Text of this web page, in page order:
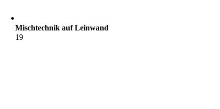
Mischtechnik auf Leinwand
19